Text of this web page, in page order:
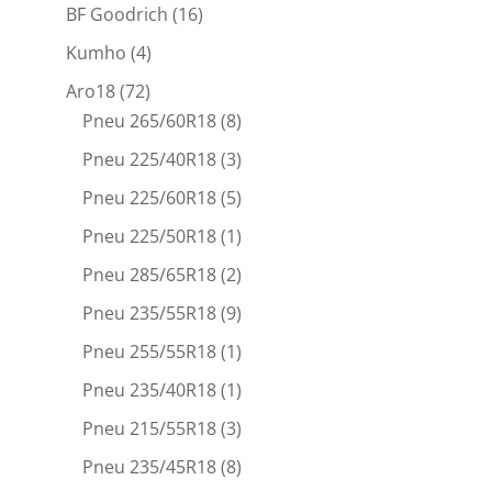
BF Goodrich (16)
Kumho (4)
Aro18(72)
Pneu 265/60R18(8)
Pneu 225/40R18(3)
Pneu 225/60R18(5)
Pneu 225/50R18(1)
Pneu 285/65R18(2)
Pneu 235/55R18(9)
Pneu 255/55R18(1)
Pneu 235/40R18(1)
Pneu 215/55R18(3)
Pneu 235/45R18(8)